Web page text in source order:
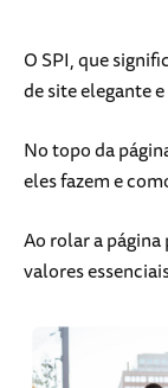
O SPI, que
de site elegante
No topo da
eles fazem e
Ao rolar a página
valores